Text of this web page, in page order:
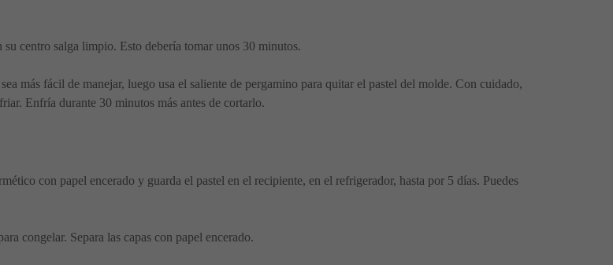
centro salga limpio. Esto debería tomar unos 30 minutos.
más fácil de manejar, luego usa el saliente de pergamino para quitar el pastel del molde. Con cuidado,
Enfría durante 30 minutos más antes de cortarlo.
con papel encerado y guarda el pastel en el recipiente, en el refrigerador, hasta por 5 días. Puedes
congelar. Separa las capas con papel encerado.